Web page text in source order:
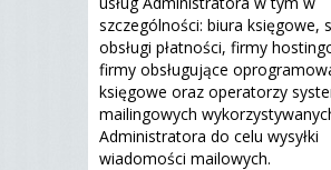
szczególności: biura księgowe,
obsługi płatności, firmy
firmy obsługujące
księgowe oraz operatorzy
mailingowych
Administratora do celu wysyłki
wiadomości mailowych.